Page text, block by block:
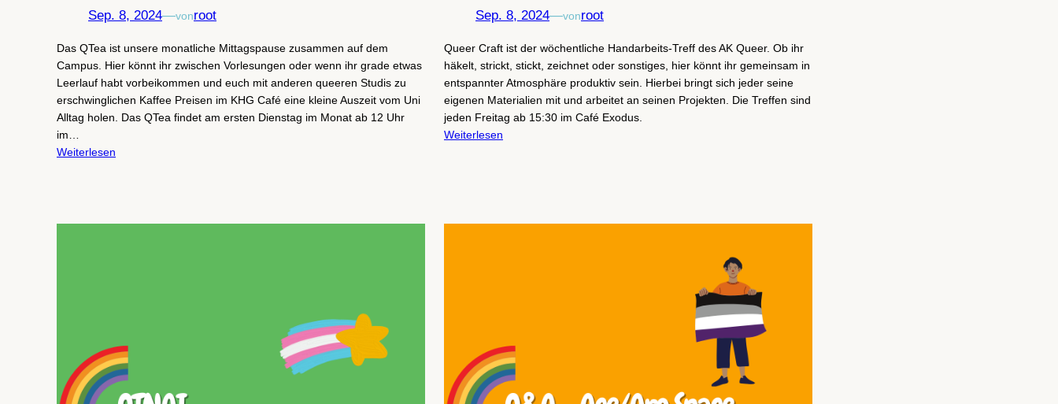
Sep. 8, 2024—vonroot
Das QTea ist unsere monatliche Mittagspause zusammen auf dem
Campus. Hier könnt ihr zwischen Vorlesungen oder wenn ihr grade etwas
Leerlauf habt vorbeikommen und euch mit anderen queeren Studis zu
erschwinglichen Kaffee Preisen im KHG Café eine kleine Auszeit vom Uni
Alltag holen. Das QTea findet am ersten Dienstag im Monat ab 12 Uhr
im…
Weiterlesen
Sep. 8, 2024—vonroot
Queer Craft ist der wöchentliche Handarbeits-Treff des AK Queer. Ob ihr
häkelt, strickt, stickt, zeichnet oder sonstiges, hier könnt ihr gemeinsam in
entspannter Atmosphäre produktiv sein. Hierbei bringt sich jeder seine
eigenen Materialien mit und arbeitet an seinen Projekten. Die Treffen sind
jeden Freitag ab 15:30 im Café Exodus.
Weiterlesen